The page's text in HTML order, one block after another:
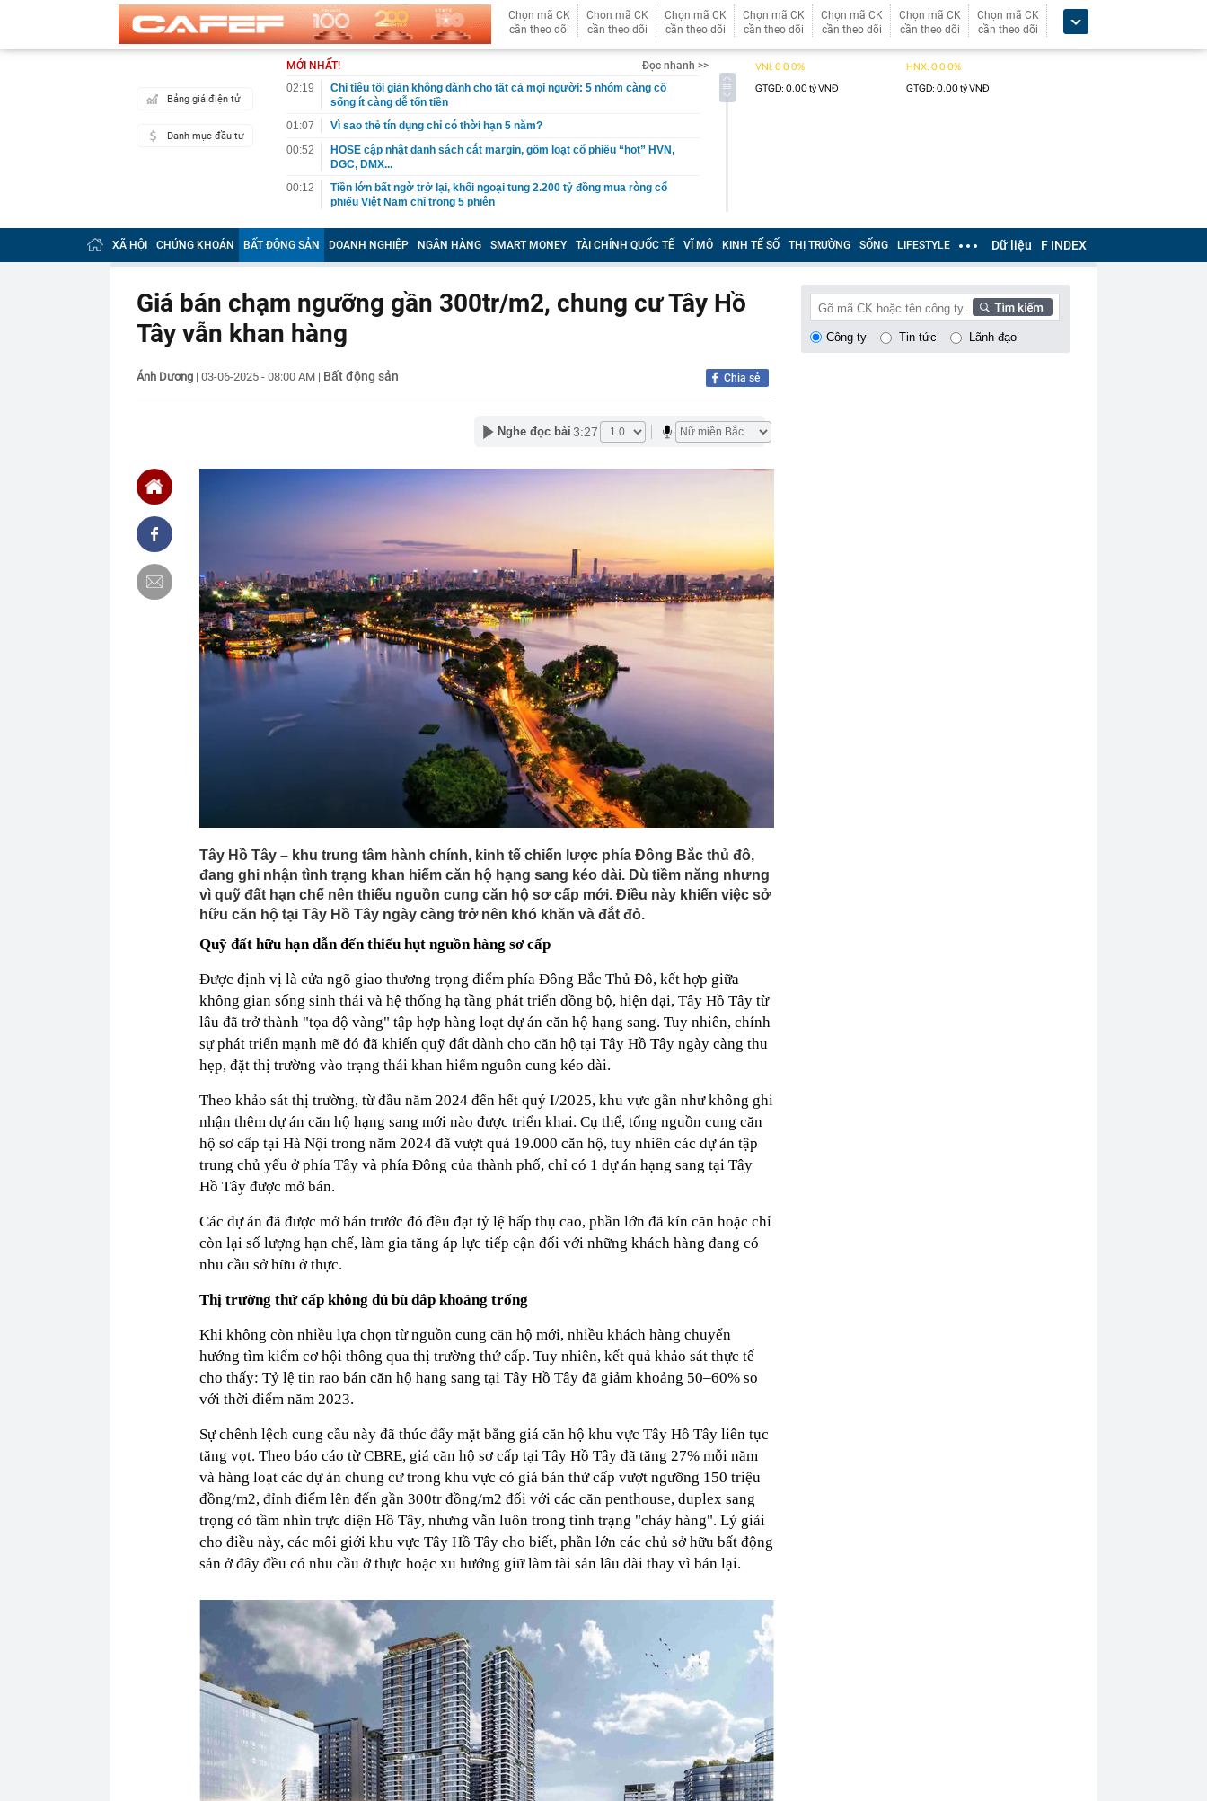
Chọn mã CK
cần theo dõi
Chọn mã CK
cần theo dõi
Chọn mã CK
cần theo dõi
Chọn mã CK
cần theo dõi
Chọn mã CK
cần theo dõi
Chọn mã CK
cần theo dõi
Chọn mã CK
cần theo dõi
Bảng giá điện tử
Danh mục đầu tư
MỚI NHẤT!
Đọc nhanh >>
02:19
Chi tiêu tối giản không dành cho tất cả mọi người: 5 nhóm càng cố
sống ít càng dễ tốn tiền
01:07
Vì sao thẻ tín dụng chỉ có thời hạn 5 năm?
00:52
HOSE cập nhật danh sách cắt margin, gồm loạt cổ phiếu “hot” HVN,
DGC, DMX...
00:12
Tiền lớn bất ngờ trở lại, khối ngoại tung 2.200 tỷ đồng mua ròng cổ
phiếu Việt Nam chỉ trong 5 phiên
00:05
Một doanh nghiệp thép với 2.700 lao động đang nợ Trung Quốc gần 1,3
tỷ USD
00:04
Một yếu tố quan trọng đang trở lại trên thị trường chứng khoán
sau bác sĩ hỏi: "Ông ăn gì thế?"
23:34
còn 400 tỷ
chắn là siêu phẩm”
23:14
Bí mật được Apple giấu kín suốt 15 năm trên iPhone
Vì sao ngày càng nhiều gia đình không còn phơi quần áo ở ban công?
Vài mét vuông ngoài trời đang được dùng theo 1 cách rất khác
Vì sao đồ ăn Việt hầu như món nào cũng có hành lá?
Không cần tặng quà, 5 câu nói này đủ sức khiến mối quan hệ phụ
huynh - giáo viên gắn bó khăng khít, con trẻ được hưởng lợi!
22:03
Ukraine tập kích Crimea, phá hủy hệ thống phòng không 15 triệu USD
của Nga
22:02
Nam NSND, Giám đốc Nhà hát Chèo Quân đội mua ô tô tặng sinh nhật
vợ thiếu tá kém 12 tuổi
21:51
Một ô tô biển 29A "dính" gần 100 lần phạt nguội do chạy quá tốc độ quy
định: Riêng tháng 7/2026 vi phạm 21 lần
21:37
Tổng thống Trump bực bội vì lộ tin về kho đạn dược Mỹ
Du khách Tây: Không khí tập thể dục sáng ở Việt Nam 'có tính gây
XÃ HỘI CHỨNG KHOÁN BẤT ĐỘNG SẢN DOANH NGHIỆP NGÂN HÀNG SMART MONEY TÀI CHÍNH QUỐC TẾ VĨ MÔ KINH TẾ SỐ THỊ TRƯỜNG SỐNG LIFESTYLE Dữ liệu F INDEX
Giá bán chạm ngưỡng gần 300tr/m2, chung cư Tây Hồ
Tây vẫn khan hàng
Ánh Dương | 03-06-2025 - 08:00 AM | Bất động sản Chia sẻ
Nghe đọc bài 3:27
Tây Hồ Tây – khu trung tâm hành chính, kinh tế chiến lược phía Đông Bắc thủ đô,
đang ghi nhận tình trạng khan hiếm căn hộ hạng sang kéo dài. Dù tiềm năng nhưng
vì quỹ đất hạn chế nên thiếu nguồn cung căn hộ sơ cấp mới. Điều này khiến việc sở
hữu căn hộ tại Tây Hồ Tây ngày càng trở nên khó khăn và đắt đỏ.
Quỹ đất hữu hạn dẫn đến thiếu hụt nguồn hàng sơ cấp
Được định vị là cửa ngõ giao thương trọng điểm phía Đông Bắc Thủ Đô, kết hợp giữa
không gian sống sinh thái và hệ thống hạ tầng phát triển đồng bộ, hiện đại, Tây Hồ Tây từ
lâu đã trở thành "tọa độ vàng" tập hợp hàng loạt dự án căn hộ hạng sang. Tuy nhiên, chính
sự phát triển mạnh mẽ đó đã khiến quỹ đất dành cho căn hộ tại Tây Hồ Tây ngày càng thu
hẹp, đặt thị trường vào trạng thái khan hiếm nguồn cung kéo dài.
Theo khảo sát thị trường, từ đầu năm 2024 đến hết quý I/2025, khu vực gần như không ghi
nhận thêm dự án căn hộ hạng sang mới nào được triển khai. Cụ thể, tổng nguồn cung căn
hộ sơ cấp tại Hà Nội trong năm 2024 đã vượt quá 19.000 căn hộ, tuy nhiên các dự án tập
trung chủ yếu ở phía Tây và phía Đông của thành phố, chỉ có 1 dự án hạng sang tại Tây
Hồ Tây được mở bán.
Các dự án đã được mở bán trước đó đều đạt tỷ lệ hấp thụ cao, phần lớn đã kín căn hoặc chỉ
còn lại số lượng hạn chế, làm gia tăng áp lực tiếp cận đối với những khách hàng đang có
nhu cầu sở hữu ở thực.
Thị trường thứ cấp không đủ bù đắp khoảng trống
Khi không còn nhiều lựa chọn từ nguồn cung căn hộ mới, nhiều khách hàng chuyển
hướng tìm kiếm cơ hội thông qua thị trường thứ cấp. Tuy nhiên, kết quả khảo sát thực tế
cho thấy: Tỷ lệ tin rao bán căn hộ hạng sang tại Tây Hồ Tây đã giảm khoảng 50–60% so
với thời điểm năm 2023.
Sự chênh lệch cung cầu này đã thúc đẩy mặt bằng giá căn hộ khu vực Tây Hồ Tây liên tục
tăng vọt. Theo báo cáo từ CBRE, giá căn hộ sơ cấp tại Tây Hồ Tây đã tăng 27% mỗi năm
và hàng loạt các dự án chung cư trong khu vực có giá bán thứ cấp vượt ngưỡng 150 triệu
đồng/m2, đỉnh điểm lên đến gần 300tr đồng/m2 đối với các căn penthouse, duplex sang
trọng có tầm nhìn trực diện Hồ Tây, nhưng vẫn luôn trong tình trạng "cháy hàng". Lý giải
cho điều này, các môi giới khu vực Tây Hồ Tây cho biết, phần lớn các chủ sở hữu bất động
sản ở đây đều có nhu cầu ở thực hoặc xu hướng giữ làm tài sản lâu dài thay vì bán lại.
Công ty Tin tức Lãnh đạo